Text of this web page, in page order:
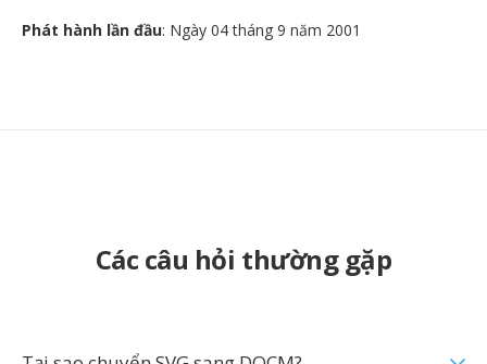
Phát hành lần đầu: Ngày 04 tháng 9 năm 2001
Các câu hỏi thường gặp